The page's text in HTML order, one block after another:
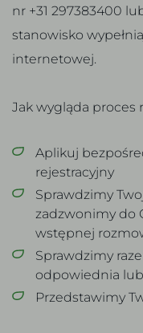
nr +31 297383400
stanowisko
internetowej.
Jak wygląda proces
Aplikuj
rejestracyjny
Sprawdzimy
zadzwonimy do
wstępnej
Sprawdzimy
odpowiednia
Przedstawimy